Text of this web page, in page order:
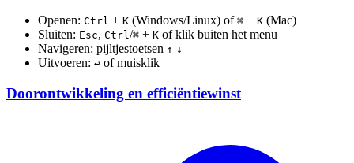
Openen: Ctrl + K (Windows/Linux) of ⌘ + K (Mac)
Sluiten: Esc, Ctrl /⌘ + K of klik buiten het menu
Navigeren: pijltjestoetsen ↑ ↓
Uitvoeren: ↩︎ of muisklik
Doorontwikkeling en efficiëntiewinst